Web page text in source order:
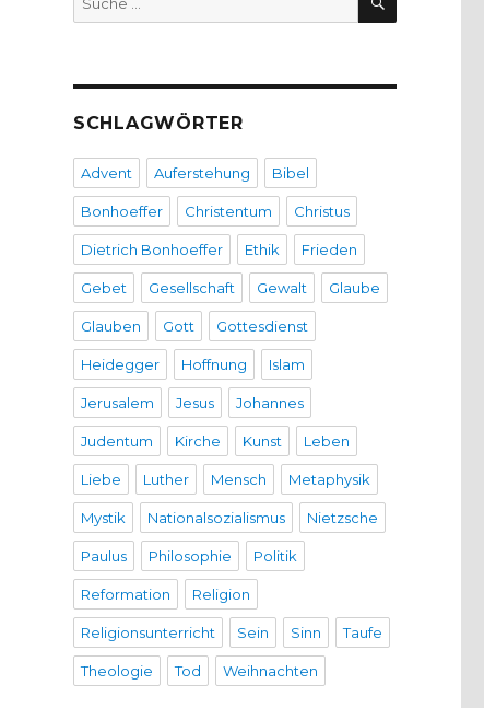
nach:
SCHLAGWÖRTER
Advent Auferstehung Bibel
Bonhoeffer Christentum Christus
Dietrich Bonhoeffer Ethik Frieden
Gebet Gesellschaft Gewalt Glaube
Glauben Gott Gottesdienst
Heidegger Hoffnung Islam
Jerusalem Jesus Johannes
Judentum Kirche Kunst Leben
Liebe Luther Mensch Metaphysik
Mystik Nationalsozialismus Nietzsche
Paulus Philosophie Politik
Reformation Religion
Religionsunterricht Sein Sinn Taufe
Theologie Tod Weihnachten